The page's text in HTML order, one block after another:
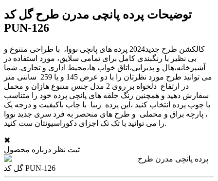
توضیحات پرده پانچی مدرن طرح گل کد
PUN-126
کالکشن طرح جدید2024 پرده های پانچی نووا، با طراحی متنوع و
بی نظیر با رنگبندی کامل برای تمامی سلایق، مورد استفاده در
آشپزخانه،هال و پذیرایی،اتاق خواب ها،محیط اداری و تجاری. شما
می توانید طرح مورد نظرتان را با دو عرض 145 و یا 259 سانتی متر
در ارتفاع دلخواه بر روی 2 مدل جنس متنوع هازان و مخمل
سفارش دهید و همچنین رنگ حلقه های پانچی پرده خود را متناسب
با چوب پرده انتخاب کنید ،این پرده زیبا با چاپ باکیفیت و درجه یک
، پارچه براق و مخملی و طرح های منحصر به فرد سری جدید نووا
را می توانید با تک تک اجزای دکوراسیونتان ست کنید.
✖
ثبت نظر درباره محصول
پرده پانچی مدرن طرح
گل کد PUN-126